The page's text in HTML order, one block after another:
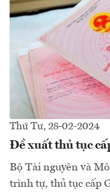
Thứ Tư, 28-02-2024
Đề xuất thủ tục
Bộ Tài nguyên và
trình tự, thủ tục cấp